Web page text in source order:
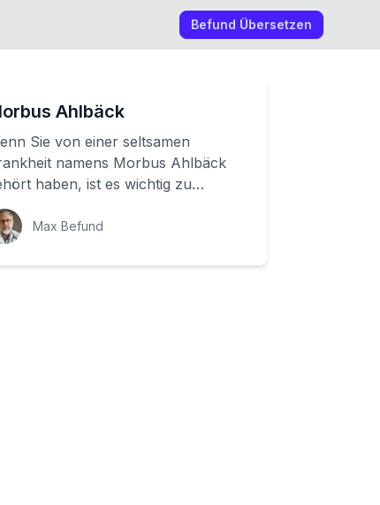
Befund Übersetzen
Ahlbäck
Sie von einer seltsamen
namens Morbus Ahlbäck
haben, ist es wichtig zu
was dahinter steckt.
handelt es sich u...
Max Befund